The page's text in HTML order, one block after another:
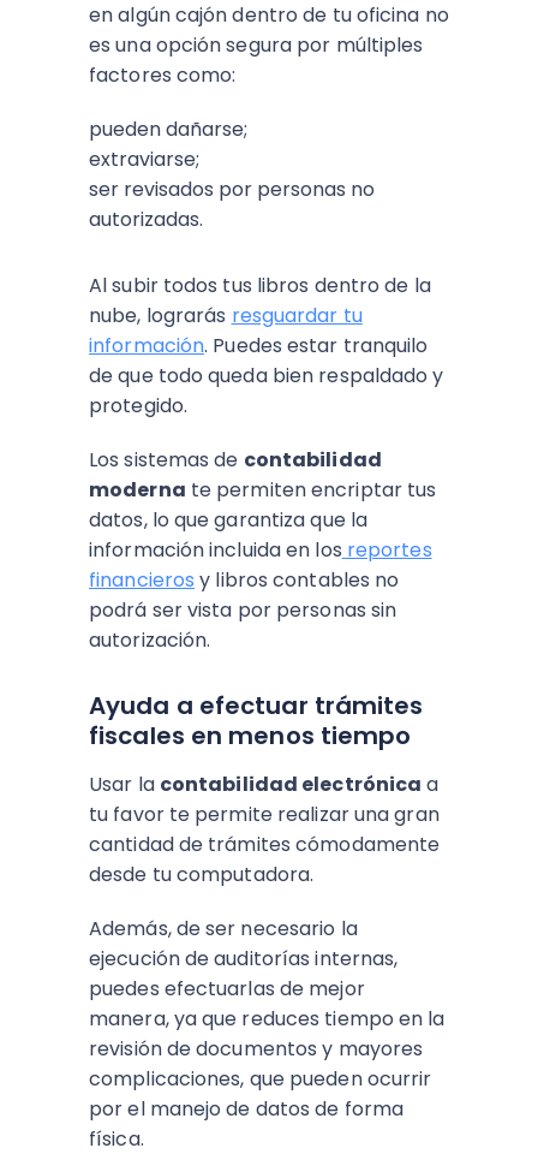
en algún cajón dentro de tu oficina no
es una opción segura por múltiples
factores como:
pueden dañarse;
extraviarse;
ser revisados por personas no
autorizadas.
Al subir todos tus libros dentro de la
nube, lograrás resguardar tu
información. Puedes estar tranquilo
de que todo queda bien respaldado y
protegido.
Los sistemas de contabilidad
moderna te permiten encriptar tus
datos, lo que garantiza que la
información incluida en los reportes
financieros y libros contables no
podrá ser vista por personas sin
autorización.
Ayuda a efectuar trámites
fiscales en menos tiempo
Usar la contabilidad electrónica a
tu favor te permite realizar una gran
cantidad de trámites cómodamente
desde tu computadora.
Además, de ser necesario la
ejecución de auditorías internas,
puedes efectuarlas de mejor
manera, ya que reduces tiempo en la
revisión de documentos y mayores
complicaciones, que pueden ocurrir
por el manejo de datos de forma
física.